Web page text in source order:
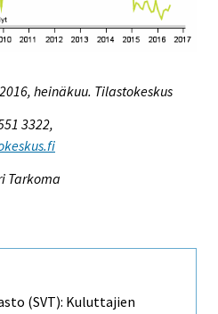
heinäkuu. Tilastokeskus
3322,
Tarkoma
(SVT): Kuluttajien